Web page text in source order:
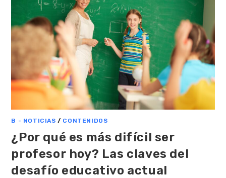
B - NOTICIAS / CONTENIDOS
¿Por qué es más difícil ser
profesor hoy? Las claves del
desafío educativo actual